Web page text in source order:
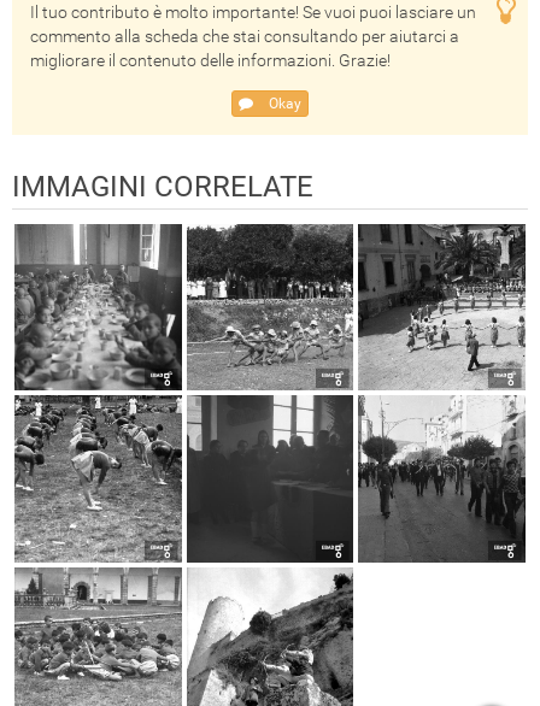
Il tuo contributo è molto importante! Se vuoi puoi lasciare un
commento alla scheda che stai consultando per aiutarci a
migliorare il contenuto delle informazioni. Grazie!
Okay
IMMAGINI CORRELATE